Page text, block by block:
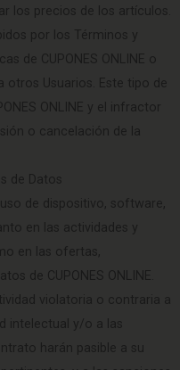
los precios de los artículos.
por los Términos y
de CUPONES ONLINE o
otros Usuarios. Este tipo de
ONLINE y el infractor
o cancelación de la
de Datos
de dispositivo, software,
en las actividades y
en las ofertas,
de CUPONES ONLINE.
violatoria o contraria a
intelectual y/o a las
harán pasible a su